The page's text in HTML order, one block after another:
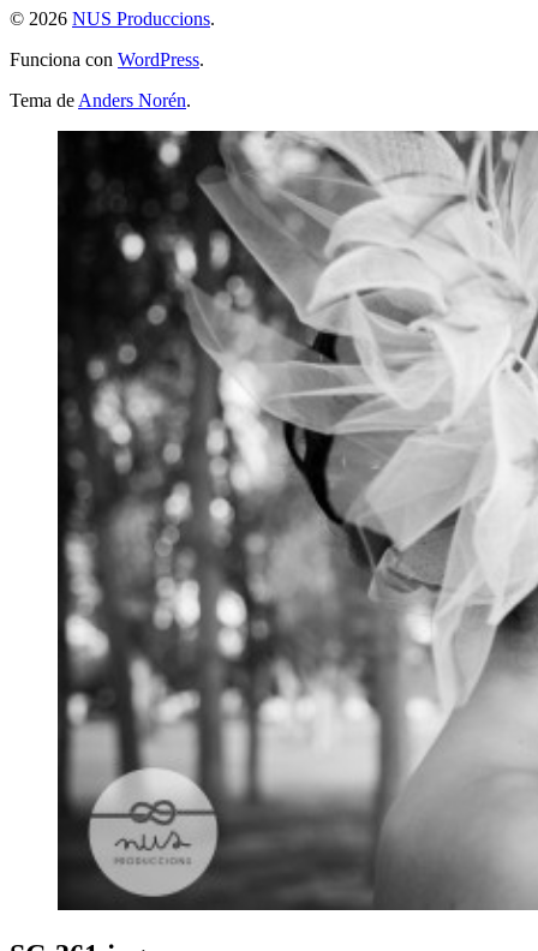
© 2026 NUS Produccions.
Funciona con WordPress.
Tema de Anders Norén.